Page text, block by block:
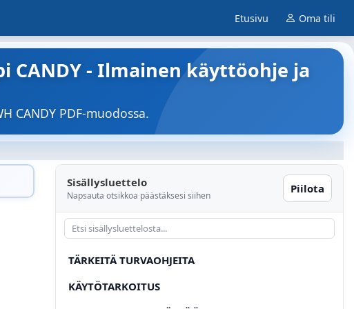
Etusivu Oma tili
CANDY - Ilmainen käyttöohje ja
CANDY PDF-muodossa.
Sisällysluettelo
Napsauta otsikkoa päästäksesi siihen
Piilota
TÄRKEITÄ TURVAOHJEITA
KÄYTÖTARKOITUS